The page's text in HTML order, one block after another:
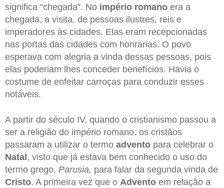
significa “chegada”. No império romano era a
chegada, a visita, de pessoas ilustres, reis e
imperadores às cidades. Elas eram recepcionadas
nas portas das cidades com honrarias. O povo
esperava com alegria a vinda dessas pessoas, pois
elas poderiam lhes conceder benefícios. Havia o
costume de enfeitar carroças para conduzir esses
notáveis.
A partir do século IV, quando o cristianismo passou a
ser a religião do império romano, os cristãos
passaram a utilizar o termo advento para celebrar o
Natal , visto que já estava bem conhecido o uso do
termo grego, Parusia, para falar da segunda vinda de
Cristo. A primeira vez que o Advento em relação a